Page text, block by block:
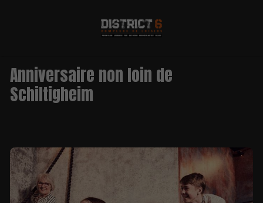
Anniversaire non loin de
Schiltigheim